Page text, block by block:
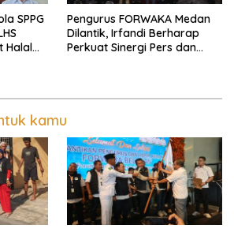
SPPG
Halal
Pengurus FORWAKA Medan
Dilantik, Irfandi Berharap
Perkuat Sinergi Pers dan
kamu